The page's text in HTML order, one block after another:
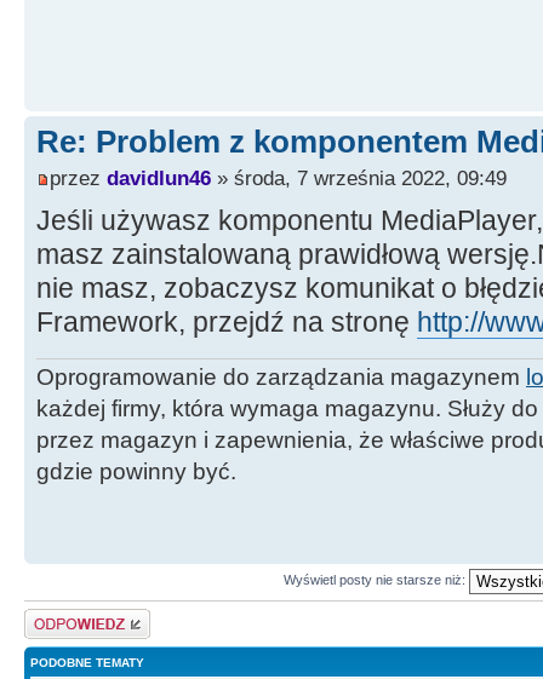
Re: Problem z komponentem
przez davidlun46 » środa, 7 września 2022, 09:49
Jeśli używasz komponentu
masz zainstalowaną prawidłową
nie masz, zobaczysz komunikat o
Framework, przejdź na stronę http://
Oprogramowanie do zarządzania magazynem
każdej firmy, która wymaga magazynu. Służy
przez magazyn i zapewnienia, że właściwe
gdzie powinny być.
Wyświetl posty nie starsze niż:
Odpowiedz
PODOBNE TEMATY